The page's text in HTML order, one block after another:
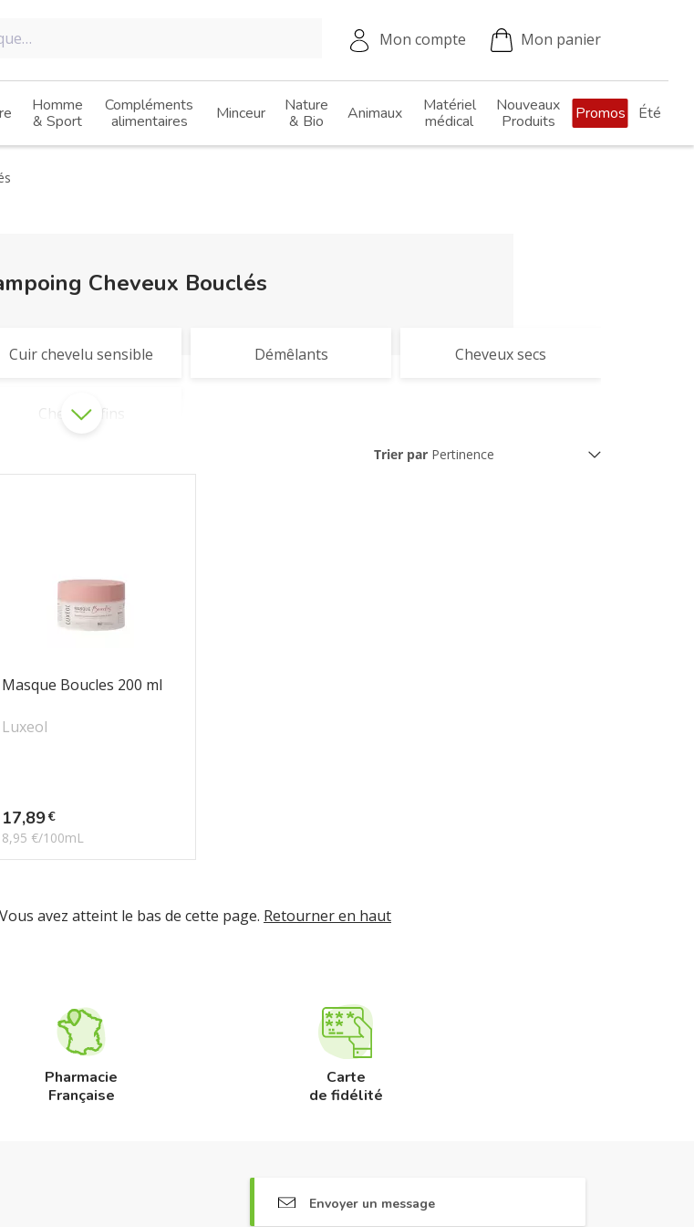
Mon compte Mon panier
Homme
& Sport
Compléments
alimentaires
Minceur
Nature
& Bio
Animaux
Matériel
médical
Nouveaux
Produits
Promos Été
Cheveux Bouclés
Cuir chevelu sensible Démêlants Cheveux secs
Cheveux fins
Trier par
Masque Boucles 200 ml
Luxeol
Prix
17,89€
8,95 €/100mL
Vous avez atteint le bas de cette page. Retourner en haut
Pharmacie
Française
Carte
de fidélité
Envoyer un message